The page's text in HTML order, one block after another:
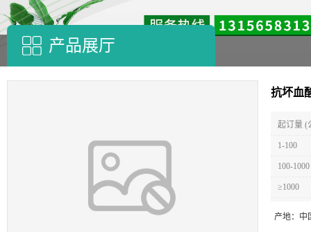
产品展厅
抗坏血
起订量 (
1-100
100-1000
≥1000
产地： 中